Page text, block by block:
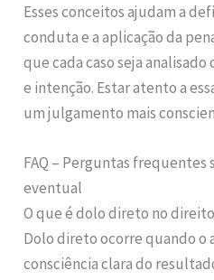
Esses conceitos ajudam a
conduta e a aplicação da
que cada caso seja
e intenção. Estar atento a
um julgamento mais
FAQ – Perguntas
eventual
O que é dolo direto no
Dolo direto ocorre quando o
consciência clara do